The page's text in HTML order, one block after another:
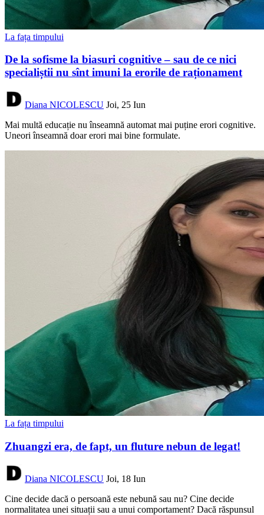
La fața timpului
De la sofisme la biasuri cognitive – sau de ce nici
specialiștii nu sînt imuni la erorile de raționament
Diana NICOLESCU Joi, 25 Iun
Mai multă educație nu înseamnă automat mai puține erori cognitive.
Uneori înseamnă doar erori mai bine formulate.
La fața timpului
Zhuangzi era, de fapt, un fluture nebun de legat!
Diana NICOLESCU Joi, 18 Iun
Cine decide dacă o persoană este nebună sau nu? Cine decide
normalitatea unei situații sau a unui comportament? Dacă răspunsul